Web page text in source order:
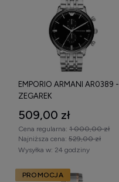
EMPORIO ARMANI AR0389 -
ZEGAREK
509,00 zł
Cena regularna: 1 000,00 zł
Najniższa cena: 529,00 zł
Wysyłka w: 24 godziny
PROMOCJA